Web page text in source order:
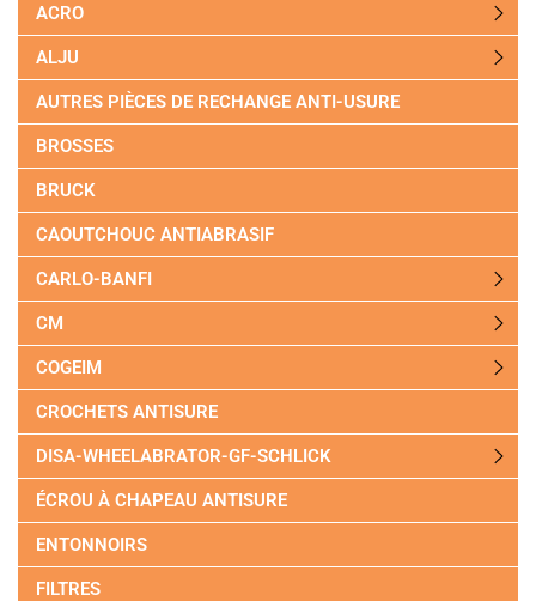
ACRO
ALJU
AUTRES PIÈCES DE RECHANGE ANTI-USURE
BROSSES
BRUCK
CAOUTCHOUC ANTIABRASIF
CARLO-BANFI
CM
COGEIM
CROCHETS ANTISURE
DISA-WHEELABRATOR-GF-SCHLICK
ÉCROU À CHAPEAU ANTISURE
ENTONNOIRS
FILTRES